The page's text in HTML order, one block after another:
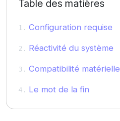
Table des matières
Configuration requise
Réactivité du système
Compatibilité matérielle
Le mot de la fin